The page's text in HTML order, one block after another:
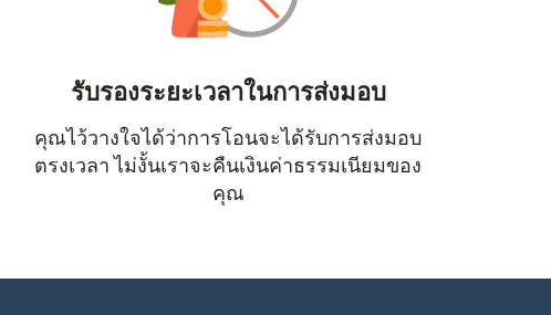
(เปิดในหน้าต่างใหม่)
รับรองระยะเวลาในการส่งมอบ
คุณไว้วางใจได้ว่าการโอนจะได้รับการส่งมอบ
ตรงเวลา ไม่งั้นเราจะคืนเงินค่าธรรมเนียมของ
คุณ